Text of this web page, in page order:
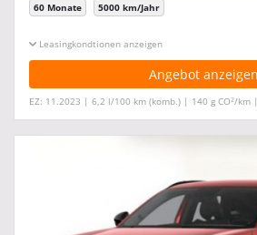
60 Monate 5000 km/Jahr
Leasingkonditionen ein-/ausblenden
Angebot anzeigen
EZ: 11.2023 | 6,2 l/100 km (komb.) | 140 g CO2/km